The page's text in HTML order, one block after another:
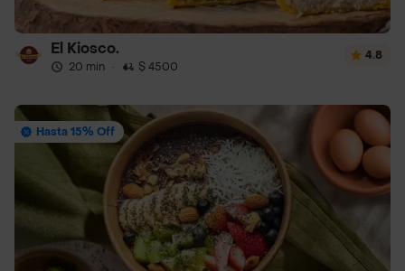
El Kiosco.
20 min · $ 4500
4.8
Hasta 15% Off